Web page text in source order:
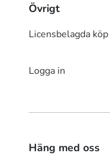
Övrigt
Licensbelagda köp
Logga in
Häng med oss